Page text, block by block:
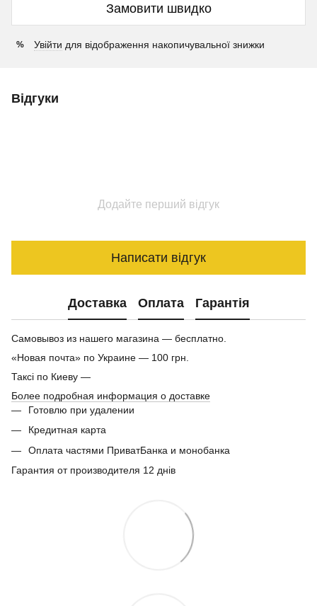
Замовити швидко
% Увійти для відображення накопичувальної знижки
Відгуки
Додайте перший відгук
Написати відгук
Доставка Оплата Гарантія
Самовывоз из нашего магазина — бесплатно.
«Новая почта» по Украине — 100 грн.
Таксі по Киеву —
Более подробная информация о доставке
Готовлю при удалении
Кредитная карта
Оплата частями ПриватБанка и монобанка
Гарантия от производителя 12 днів